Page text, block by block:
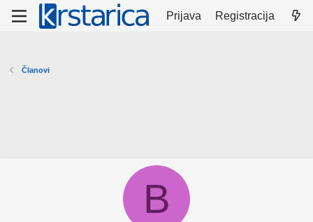
Prijava Registracija
Članovi
B